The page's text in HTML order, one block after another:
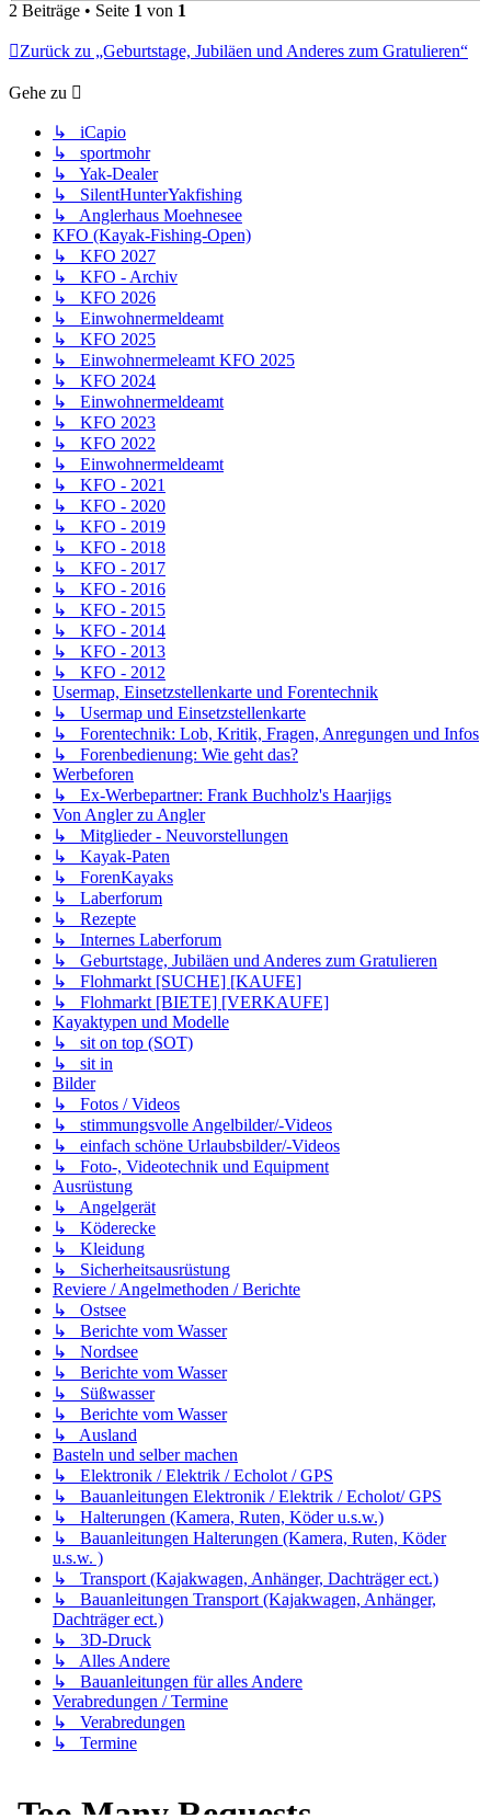
2 Beiträge • Seite 1 von 1
Zurück zu „Geburtstage, Jubiläen und Anderes zum Gratulieren“
Gehe zu
↳ iCapio
↳ sportmohr
↳ Yak-Dealer
↳ SilentHunterYakfishing
↳ Anglerhaus Moehnesee
KFO (Kayak-Fishing-Open)
↳ KFO 2027
↳ KFO - Archiv
↳ KFO 2026
↳ Einwohnermeldeamt
↳ KFO 2025
↳ Einwohnermeleamt KFO 2025
↳ KFO 2024
↳ Einwohnermeldeamt
↳ KFO 2023
↳ KFO 2022
↳ Einwohnermeldeamt
↳ KFO - 2021
↳ KFO - 2020
↳ KFO - 2019
↳ KFO - 2018
↳ KFO - 2017
↳ KFO - 2016
↳ KFO - 2015
↳ KFO - 2014
↳ KFO - 2013
↳ KFO - 2012
Usermap, Einsetzstellenkarte und Forentechnik
↳ Usermap und Einsetzstellenkarte
↳ Forentechnik: Lob, Kritik, Fragen, Anregungen und Infos
↳ Forenbedienung: Wie geht das?
Werbeforen
↳ Ex-Werbepartner: Frank Buchholz's Haarjigs
Von Angler zu Angler
↳ Mitglieder - Neuvorstellungen
↳ Kayak-Paten
↳ ForenKayaks
↳ Laberforum
↳ Rezepte
↳ Internes Laberforum
↳ Geburtstage, Jubiläen und Anderes zum Gratulieren
↳ Flohmarkt [SUCHE] [KAUFE]
↳ Flohmarkt [BIETE] [VERKAUFE]
Kayaktypen und Modelle
↳ sit on top (SOT)
↳ sit in
Bilder
↳ Fotos / Videos
↳ stimmungsvolle Angelbilder/-Videos
↳ einfach schöne Urlaubsbilder/-Videos
↳ Foto-, Videotechnik und Equipment
Ausrüstung
↳ Angelgerät
↳ Köderecke
↳ Kleidung
↳ Sicherheitsausrüstung
Reviere / Angelmethoden / Berichte
↳ Ostsee
↳ Berichte vom Wasser
↳ Nordsee
↳ Berichte vom Wasser
↳ Süßwasser
↳ Berichte vom Wasser
↳ Ausland
Basteln und selber machen
↳ Elektronik / Elektrik / Echolot / GPS
↳ Bauanleitungen Elektronik / Elektrik / Echolot/ GPS
↳ Halterungen (Kamera, Ruten, Köder u.s.w.)
↳ Bauanleitungen Halterungen (Kamera, Ruten, Köder
u.s.w. )
↳ Transport (Kajakwagen, Anhänger, Dachträger ect.)
↳ Bauanleitungen Transport (Kajakwagen, Anhänger,
Dachträger ect.)
↳ 3D-Druck
↳ Alles Andere
↳ Bauanleitungen für alles Andere
Verabredungen / Termine
↳ Verabredungen
↳ Termine